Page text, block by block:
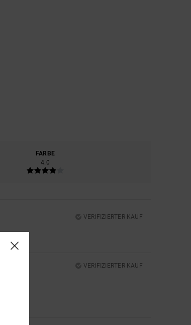
FARBE
4.0
VERIFIZIERTER KAUF
VERIFIZIERTER KAUF